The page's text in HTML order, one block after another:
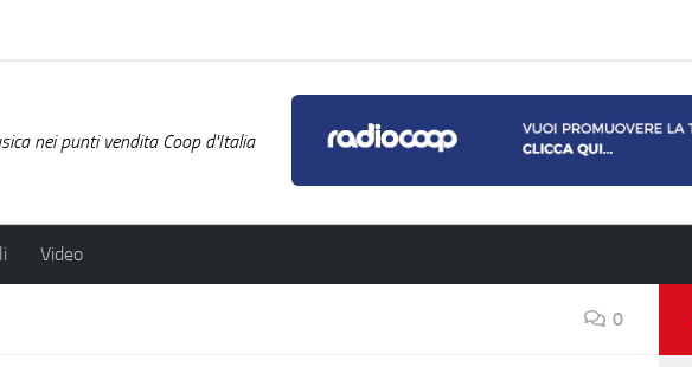
nei punti vendita Coop d'Italia
Video
0